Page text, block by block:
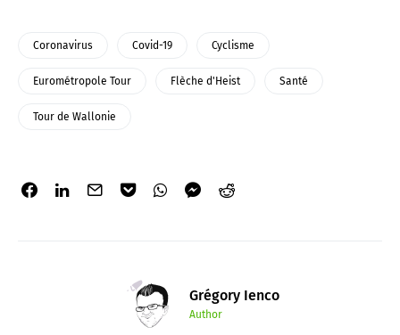
Coronavirus Covid-19 Cyclisme
Eurométropole Tour Flèche d'Heist Santé
Tour de Wallonie
Grégory Ienco
Author